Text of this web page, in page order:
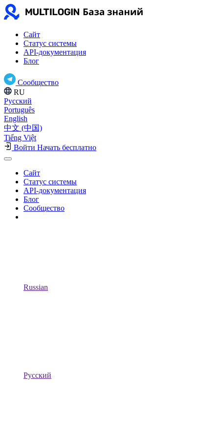
Сайт
Статус системы
API-документация
Блог
Сообщество
RU
Русский
Português
English
中文 (中国)
Tiếng Việt
Войти Начать бесплатно
Сайт
Статус системы
API-документация
Блог
Сообщество
Russian
Русский